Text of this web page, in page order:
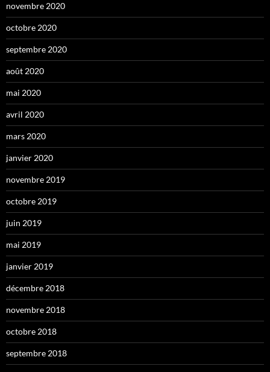
novembre 2020
octobre 2020
septembre 2020
août 2020
mai 2020
avril 2020
mars 2020
janvier 2020
novembre 2019
octobre 2019
juin 2019
mai 2019
janvier 2019
décembre 2018
novembre 2018
octobre 2018
septembre 2018